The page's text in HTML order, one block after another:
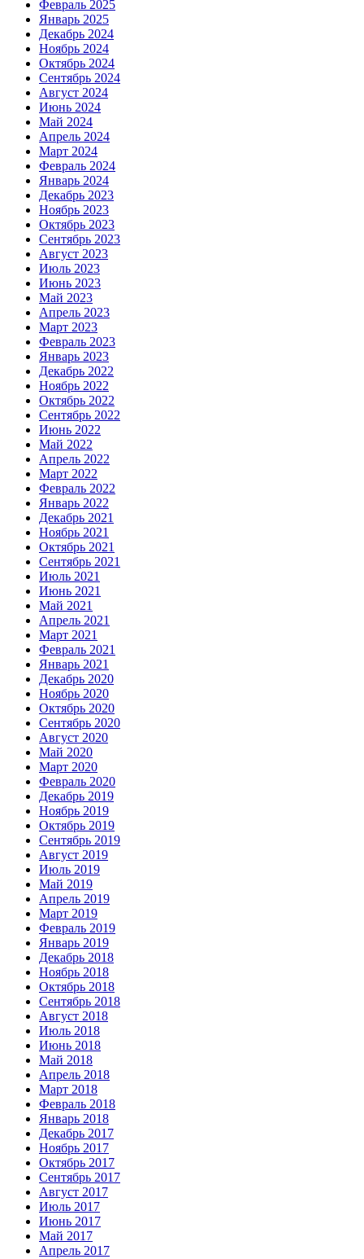
Февраль 2025
Январь 2025
Декабрь 2024
Ноябрь 2024
Октябрь 2024
Сентябрь 2024
Август 2024
Июнь 2024
Май 2024
Апрель 2024
Март 2024
Февраль 2024
Январь 2024
Декабрь 2023
Ноябрь 2023
Октябрь 2023
Сентябрь 2023
Август 2023
Июль 2023
Июнь 2023
Май 2023
Апрель 2023
Март 2023
Февраль 2023
Январь 2023
Декабрь 2022
Ноябрь 2022
Октябрь 2022
Сентябрь 2022
Июнь 2022
Май 2022
Апрель 2022
Март 2022
Февраль 2022
Январь 2022
Декабрь 2021
Ноябрь 2021
Октябрь 2021
Сентябрь 2021
Июль 2021
Июнь 2021
Май 2021
Апрель 2021
Март 2021
Февраль 2021
Январь 2021
Декабрь 2020
Ноябрь 2020
Октябрь 2020
Сентябрь 2020
Август 2020
Май 2020
Март 2020
Февраль 2020
Декабрь 2019
Ноябрь 2019
Октябрь 2019
Сентябрь 2019
Август 2019
Июль 2019
Май 2019
Апрель 2019
Март 2019
Февраль 2019
Январь 2019
Декабрь 2018
Ноябрь 2018
Октябрь 2018
Сентябрь 2018
Август 2018
Июль 2018
Июнь 2018
Май 2018
Апрель 2018
Март 2018
Февраль 2018
Январь 2018
Декабрь 2017
Ноябрь 2017
Октябрь 2017
Сентябрь 2017
Август 2017
Июль 2017
Июнь 2017
Май 2017
Апрель 2017